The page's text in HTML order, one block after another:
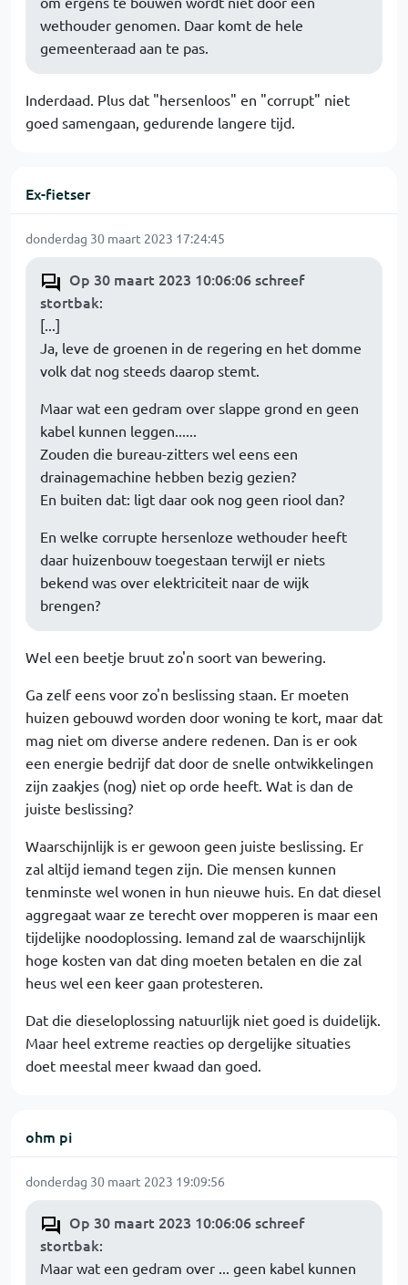
wethouder genomen. Daar komt de hele
gemeenteraad aan te pas.
Inderdaad. Plus dat "hersenloos" en "corrupt" niet
goed samengaan, gedurende langere tijd.
Ex-fietser
donderdag 30 maart 2023 17:24:45
Op 30 maart 2023 10:06:06 schreef
stortbak:
[...]
Ja, leve de groenen in de regering en het domme
volk dat nog steeds daarop stemt.
Maar wat een gedram over slappe grond en geen
kabel kunnen leggen......
Zouden die bureau-zitters wel eens een
drainagemachine hebben bezig gezien?
En buiten dat: ligt daar ook nog geen riool dan?
En welke corrupte hersenloze wethouder heeft
daar huizenbouw toegestaan terwijl er niets
bekend was over elektriciteit naar de wijk
brengen?
Wel een beetje bruut zo'n soort van bewering.
Ga zelf eens voor zo'n beslissing staan. Er moeten
huizen gebouwd worden door woning te kort, maar dat
mag niet om diverse andere redenen. Dan is er ook
een energie bedrijf dat door de snelle ontwikkelingen
zijn zaakjes (nog) niet op orde heeft. Wat is dan de
juiste beslissing?
Waarschijnlijk is er gewoon geen juiste beslissing. Er
zal altijd iemand tegen zijn. Die mensen kunnen
tenminste wel wonen in hun nieuwe huis. En dat diesel
aggregaat waar ze terecht over mopperen is maar een
tijdelijke noodoplossing. Iemand zal de waarschijnlijk
hoge kosten van dat ding moeten betalen en die zal
heus wel een keer gaan protesteren.
Dat die dieseloplossing natuurlijk niet goed is duidelijk.
Maar heel extreme reacties op dergelijke situaties
doet meestal meer kwaad dan goed.
ohm pi
donderdag 30 maart 2023 19:09:56
Op 30 maart 2023 10:06:06 schreef
stortbak:
Maar wat een gedram over ... geen kabel kunnen